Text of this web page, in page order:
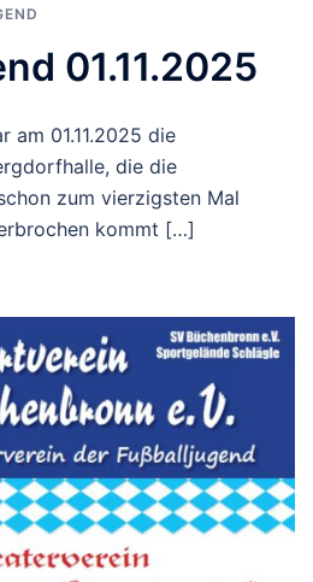
01.11.2025
am 01.11.2025 die
die die
zum vierzigsten Mal
kommt […]